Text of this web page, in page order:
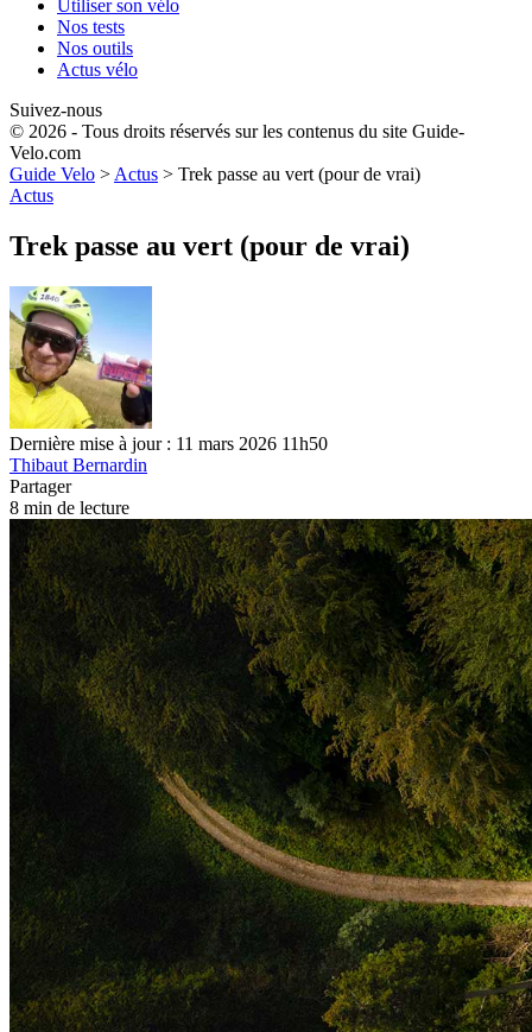
Utiliser son vélo
Nos tests
Nos outils
Actus vélo
Suivez-nous
© 2026 - Tous droits réservés sur les contenus du site Guide-
Velo.com
Guide Velo > Actus > Trek passe au vert (pour de vrai)
Actus
Trek passe au vert (pour de vrai)
Dernière mise à jour : 11 mars 2026 11h50
Thibaut Bernardin
Partager
8 min de lecture